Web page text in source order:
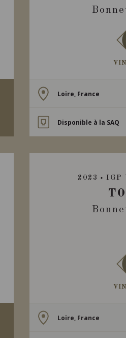
Loire, France
Disponible à la SAQ
2023 IGP
Loire, France